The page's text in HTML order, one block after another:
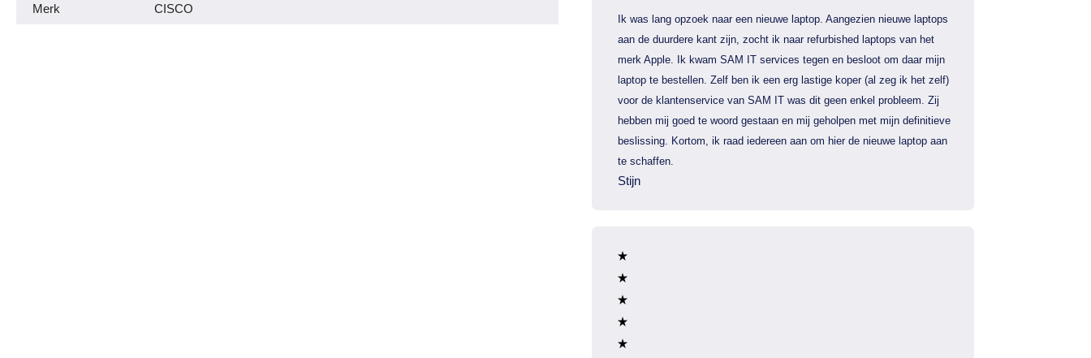
Merk CISCO
Ik was lang opzoek naar een nieuwe laptop. Aangezien nieuwe laptops
aan de duurdere kant zijn, zocht ik naar refurbished laptops van het
merk Apple. Ik kwam SAM IT services tegen en besloot om daar mijn
laptop te bestellen. Zelf ben ik een erg lastige koper (al zeg ik het zelf)
voor de klantenservice van SAM IT was dit geen enkel probleem. Zij
hebben mij goed te woord gestaan en mij geholpen met mijn definitieve
beslissing. Kortom, ik raad iedereen aan om hier de nieuwe laptop aan
te schaffen.
Stijn